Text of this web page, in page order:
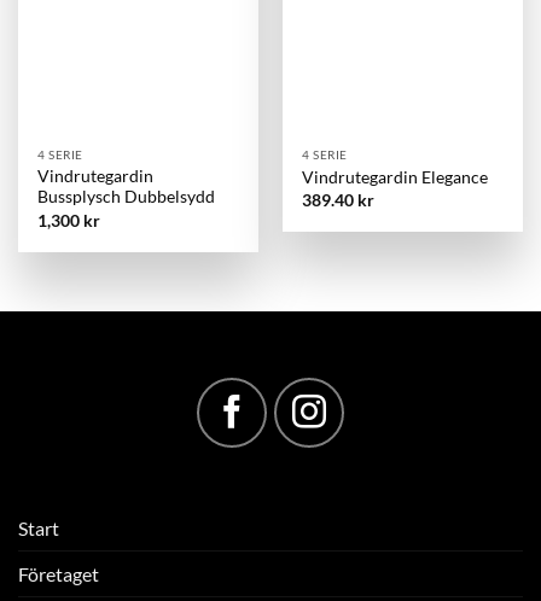
4 SERIE
Vindrutegardin
Bussplysch Dubbelsydd
1,300 kr
4 SERIE
Vindrutegardin Elegance
389.40 kr
Start
Företaget